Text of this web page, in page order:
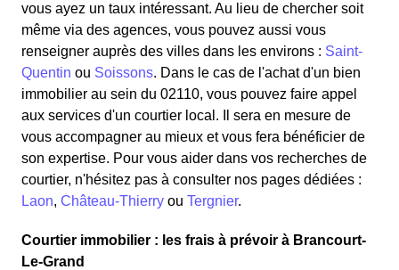
vous ayez un taux intéressant. Au lieu de chercher soit
même via des agences, vous pouvez aussi vous
renseigner auprès des villes dans les environs : Saint-
Quentin ou Soissons. Dans le cas de l'achat d'un bien
immobilier au sein du 02110, vous pouvez faire appel
aux services d'un courtier local. Il sera en mesure de
vous accompagner au mieux et vous fera bénéficier de
son expertise. Pour vous aider dans vos recherches de
courtier, n'hésitez pas à consulter nos pages dédiées :
Laon, Château-Thierry ou Tergnier.
Courtier immobilier : les frais à prévoir à Brancourt-
Le-Grand